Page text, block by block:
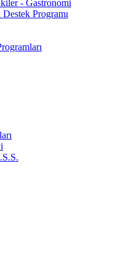
- Gastronomi
Destek Programı